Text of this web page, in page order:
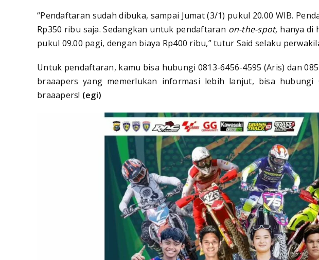
“Pendaftaran sudah dibuka, sampai Jumat (3/1) pukul 20.00 WIB.
Rp350 ribu saja. Sedangkan untuk pendaftaran on-the-spot, hanya di
pukul 09.00 pagi, dengan biaya Rp400 ribu,” tutur Said selaku
Untuk pendaftaran, kamu bisa hubungi 0813-6456-4595 (Aris) dan
braaapers yang memerlukan informasi lebih lanjut, bisa hubungi
braaapers! (egi)